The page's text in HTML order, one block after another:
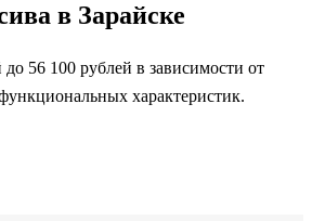
в Зарайске
56 100 рублей в зависимости от
характеристик.